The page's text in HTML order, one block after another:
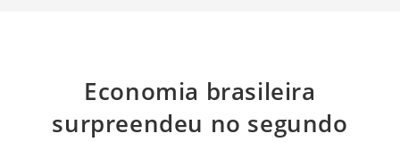
Economia brasileira
surpreendeu no segundo